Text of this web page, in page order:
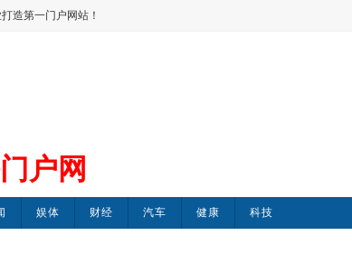
造第一门户网站！
户网
娱体 财经 汽车 健康 科技